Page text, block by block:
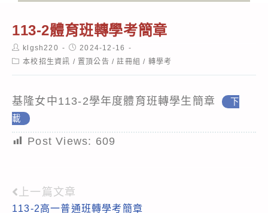
113-2體育班轉學考簡章
Post
author:
klgsh220
Post
published:
2024-12-16
Post本校招生資訊 / 置頂公告 / 註冊組 / 轉學考
基隆女中113-2學年度體育班轉學生簡章
下
載
Post Views: 609
Read
上一篇文章
113-2高一普通班轉學考簡章